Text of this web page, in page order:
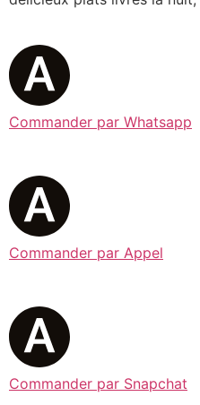
Commander par Whatsapp
Commander par Appel
Commander par Snapchat